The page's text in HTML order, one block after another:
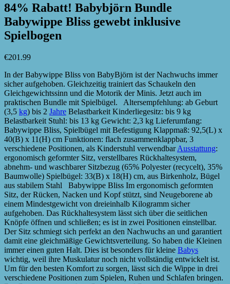
84% Rabatt! Babybjörn Bundle
Babywippe Bliss gewebt inklusive
Spielbogen
€201.99
In der Babywippe Bliss von BabyBjörn ist der Nachwuchs immer
sicher aufgehoben. Gleichzeitig trainiert das Schaukeln den
Gleichgewichtssinn und die Motorik der Minis. Jetzt auch im
praktischen Bundle mit Spielbügel. Altersempfehlung: ab Geburt
(3,5 kg) bis 2 Jahre Belastbarkeit Kinderliegesitz: bis 9 kg
Belastbarkeit Stuhl: bis 13 kg Gewicht: 2,3 kg Lieferumfang:
Babywippe Bliss, Spielbügel mit Befestigung Klappmaß: 92,5(L) x
40(B) x 11(H) cm Funktionen: flach zusammenklappbar, 3
verschiedene Positionen, als Kinderstuhl verwendbarAusstattung:
ergonomisch geformter Sitz, verstellbares Rückhaltesystem,
abnehm- und waschbarer Sitzbezug (65% Polyester (recycelt), 35%
Baumwolle) Spielbügel: 33(B) x 18(H) cm, aus Birkenholz, Bügel
aus stabilem Stahl Babywippe Bliss Im ergonomisch geformten
Sitz, der Rücken, Nacken und Kopf stützt, sind Neugeborene ab
einem Mindestgewicht von dreieinhalb Kilogramm sicher
aufgehoben. Das Rückhaltesystem lässt sich über die seitlichen
Knöpfe öffnen und schließen; es ist in zwei Positionen einstellbar.
Der Sitz schmiegt sich perfekt an den Nachwuchs an und garantiert
damit eine gleichmäßige Gewichtsverteilung. So haben die Kleinen
immer einen guten Halt. Dies ist besonders für kleine Babys
wichtig, weil ihre Muskulatur noch nicht vollständig entwickelt ist.
Um für den besten Komfort zu sorgen, lässt sich die Wippe in drei
verschiedene Positionen zum Spielen, Ruhen und Schlafen bringen.